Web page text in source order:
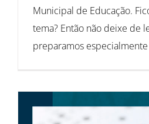
Municipal de Educação.
tema? Então não deixe de
preparamos